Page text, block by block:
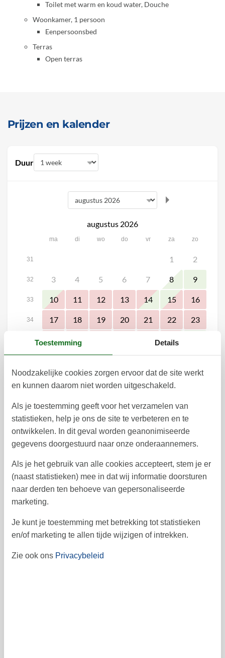
Toilet met warm en koud water, Douche
Woonkamer, 1 persoon
Eenpersoonsbed
Terras
Open terras
Prijzen en kalender
Duur
augustus 2026
ma di wo do vr za zo
31 1 2
32 3 4 5 6 7 8 9
33 10 11 12 13 14 15 16
34 17 18 19 20 21 22 23
24 25 29
september 2026
ma di wo do vr za
36 1 2 3 4 5
37 7 8 9 10 11 12
21 22 23 24 26 27
40 28 29 30
Toestemming Details
Noodzakelijke cookies zorgen ervoor dat de site werkt
en kunnen daarom niet worden uitgeschakeld.
Als je toestemming geeft voor het verzamelen van
statistieken, help je ons de site te verbeteren en te
ontwikkelen. In dit geval worden geanonimiseerde
gegevens doorgestuurd naar onze onderaannemers.
Als je het gebruik van alle cookies accepteert, stem je er
(naast statistieken) mee in dat wij informatie doorsturen
naar derden ten behoeve van gepersonaliseerde
marketing.
Je kunt je toestemming met betrekking tot statistieken
en/of marketing te allen tijde wijzigen of intrekken.
Zie ook ons Privacybeleid